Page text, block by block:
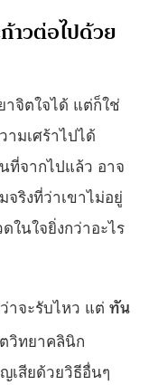
าวต่อไปด้วย
าจิตใจได้ แต่ก็ใช่
ามเศร้าไปได้
ที่จากไปแล้ว อาจ
ริงที่ว่าเขาไม่อยู่
ในใจยิ่งกว่าอะไร
าจะรับไหว แต่ ทัน
วิทยาคลินิก
เสียด้วยวิธีอื่นๆ